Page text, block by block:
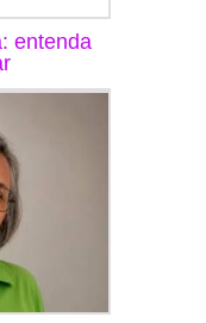
entenda